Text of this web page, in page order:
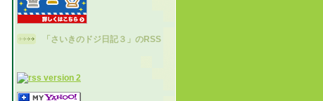
「さいきのドジ日記３」のRSS